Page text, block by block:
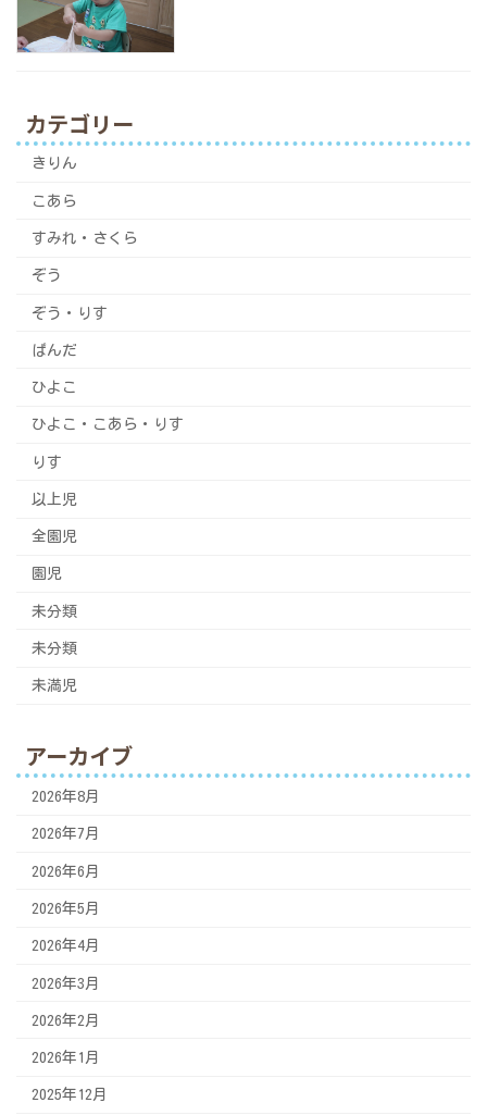
カテゴリー
きりん
こあら
すみれ・さくら
ぞう
ぞう・りす
ぱんだ
ひよこ
ひよこ・こあら・りす
りす
以上児
全園児
園児
未分類
未分類
未満児
アーカイブ
2026年8月
2026年7月
2026年6月
2026年5月
2026年4月
2026年3月
2026年2月
2026年1月
2025年12月